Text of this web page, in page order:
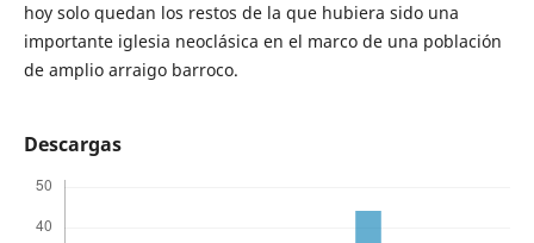
hoy solo quedan los restos de la que hubiera sido una
importante iglesia neoclásica en el marco de una población
de amplio arraigo barroco.
Descargas